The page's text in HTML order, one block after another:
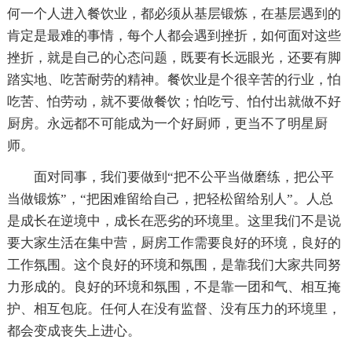
何一个人进入餐饮业，都必须从基层锻炼，在基层遇到的
肯定是最难的事情，每个人都会遇到挫折，如何面对这些
挫折，就是自己的心态问题，既要有长远眼光，还要有脚
踏实地、吃苦耐劳的精神。餐饮业是个很辛苦的行业，怕
吃苦、怕劳动，就不要做餐饮；怕吃亏、怕付出就做不好
厨房。永远都不可能成为一个好厨师，更当不了明星厨
师。
面对同事，我们要做到“把不公平当做磨练，把公平
当做锻炼”，“把困难留给自己，把轻松留给别人”。人总
是成长在逆境中，成长在恶劣的环境里。这里我们不是说
要大家生活在集中营，厨房工作需要良好的环境，良好的
工作氛围。这个良好的环境和氛围，是靠我们大家共同努
力形成的。良好的环境和氛围，不是靠一团和气、相互掩
护、相互包庇。任何人在没有监督、没有压力的环境里，
都会变成丧失上进心。